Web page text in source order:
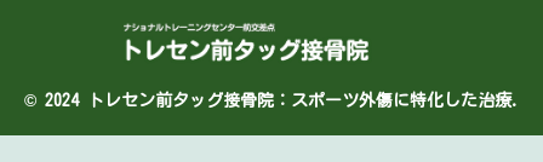
© 2024 トレセン前タッグ接骨院：スポーツ外傷に特化した治療.